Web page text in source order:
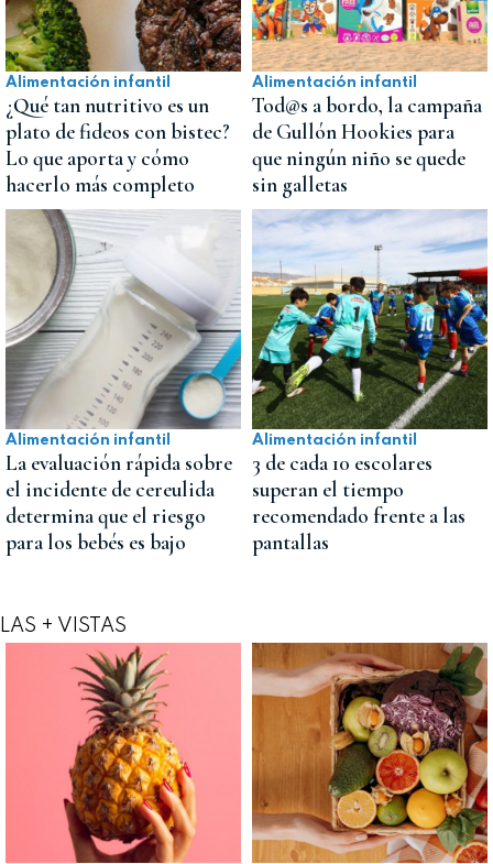
Alimentación infantil
¿Qué tan nutritivo es un
plato de fideos con bistec?
Lo que aporta y cómo
hacerlo más completo
Alimentación infantil
Tod@s a bordo, la campaña
de Gullón Hookies para
que ningún niño se quede
sin galletas
Alimentación infantil
La evaluación rápida sobre
el incidente de cereulida
determina que el riesgo
para los bebés es bajo
Alimentación infantil
3 de cada 10 escolares
superan el tiempo
recomendado frente a las
pantallas
LAS + VISTAS